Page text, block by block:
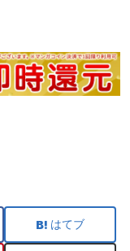
はてブ